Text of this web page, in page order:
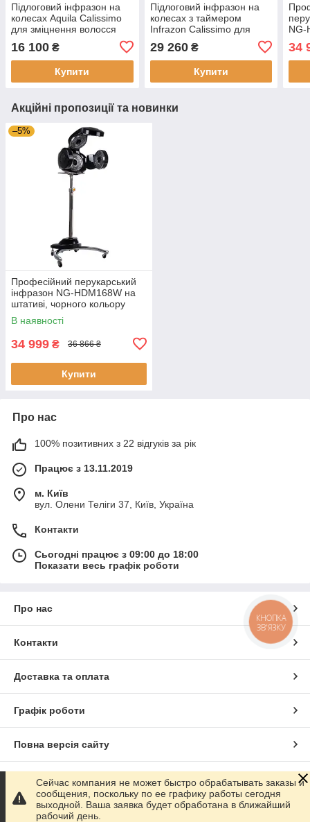
Підлоговий інфразон на
колесах Aquila Calissimo
для зміцнення волосся
хімічної завивки Чорно-
білий
16 100 ₴
Купити
Підлоговий інфразон на
колесах з таймером
Infrazon Calissimo для
фарбування та хімічної
завивки Білий
29 260₴
Купити
NG-
34
Акційні пропозиції та новинки
–5%
Професійний перукарський
інфразон NG-HDM168W на
штативі, чорного кольору
В наявності
34 999 ₴ 36 866 ₴
Купити
Про нас
100% позитивних з 22 відгуків за рік
Працює з 13.11.2019
м. Київ
вул. Олени Теліги 37, Київ, Україна
Контакти
Сьогодні працює з 09:00 до 18:00
Показати весь графік роботи
Про нас
Контакти
Доставка та оплата
Графік роботи
Повна версія сайту
Сайт створено на маркетплейсі Prom.ua
Політика конфіденційності
Сейчас компания не может быстро обрабатывать заказы и
сообщения, поскольку по ее графику работы сегодня
выходной. Ваша заявка будет обработана в ближайший
рабочий день.
КНОПКА
ЗВ'ЯЗКУ